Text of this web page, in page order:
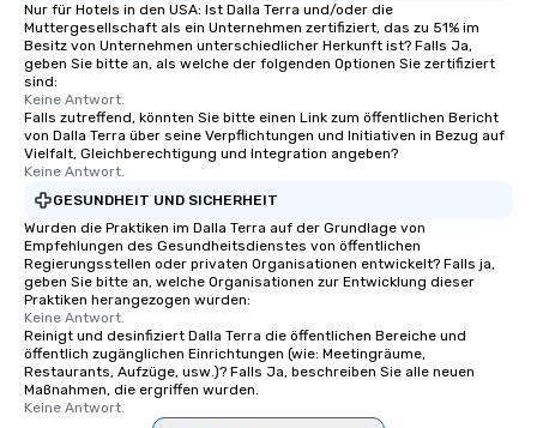
Nur für Hotels in den USA: Ist Dalla Terra und/oder die
Muttergesellschaft als ein Unternehmen zertifiziert, das zu 51% im
Besitz von Unternehmen unterschiedlicher Herkunft ist? Falls Ja,
geben Sie bitte an, als welche der folgenden Optionen Sie zertifiziert
sind:
Keine Antwort.
Falls zutreffend, könnten Sie bitte einen Link zum öffentlichen Bericht
von Dalla Terra über seine Verpflichtungen und Initiativen in Bezug auf
Vielfalt, Gleichberechtigung und Integration angeben?
Keine Antwort.
GESUNDHEIT UND SICHERHEIT
Wurden die Praktiken im Dalla Terra auf der Grundlage von
Empfehlungen des Gesundheitsdienstes von öffentlichen
Regierungsstellen oder privaten Organisationen entwickelt? Falls ja,
geben Sie bitte an, welche Organisationen zur Entwicklung dieser
Praktiken herangezogen wurden:
Keine Antwort.
Reinigt und desinfiziert Dalla Terra die öffentlichen Bereiche und
öffentlich zugänglichen Einrichtungen (wie: Meetingräume,
Restaurants, Aufzüge, usw.)? Falls Ja, beschreiben Sie alle neuen
Maßnahmen, die ergriffen wurden.
Keine Antwort.